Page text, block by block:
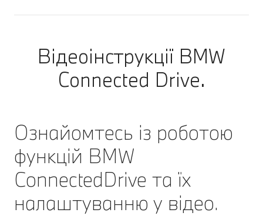
Відеоінструкції BMW
Connected Drive.
Ознайомтесь із роботою
функцій BMW
ConnectedDrive та їх
налаштуванню у відео.